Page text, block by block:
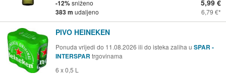
-12%sniženo
383 m udaljeno
5,99 €
6,79 €
PIVO HEINEKEN
Ponuda vrijedi do 11.08.2026 ili do isteka zaliha u SPAR -
INTERSPAR trgovinama
6 x 0,5 L